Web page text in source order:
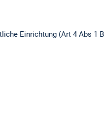
Einrichtung (Art 4 Abs 1